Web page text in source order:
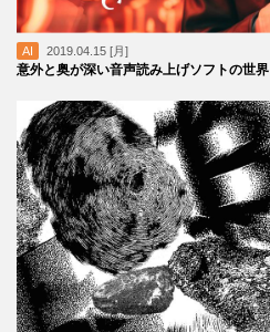
AI 2019.04.15 [月]
意外と奥が深い音声読み上げソフトの世界